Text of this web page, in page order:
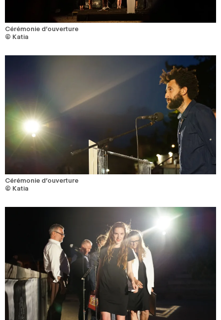
Cérémonie d’ouverture
© Katia
Cérémonie d’ouverture
© Katia